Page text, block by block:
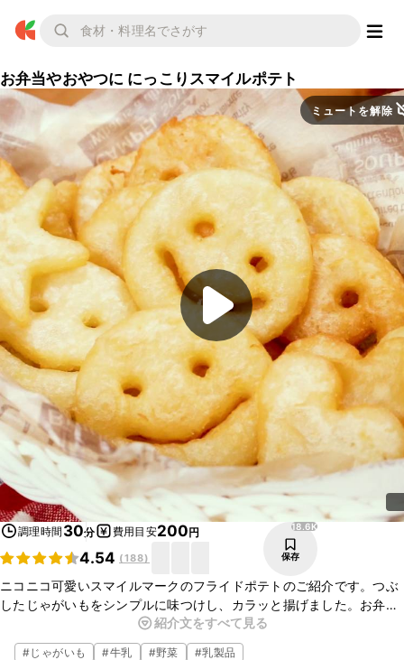
お弁当やおやつに にっこりスマイルポテト
ミュートを解除
調理時間 30分 費用目安200円
4.54 (188)
18.6K
保存
ニコニコ可愛いスマイルマークのフライドポテトのご紹介です。つぶ
したじゃがいもをシンプルに味つけし、カラッと揚げました。お弁当
のおかずに入れると華やかになり、おすすめですよ。ぜひお試しくだ
さいね。
紹介文をすべて見る
#じゃがいも #牛乳 #野菜 #乳製品